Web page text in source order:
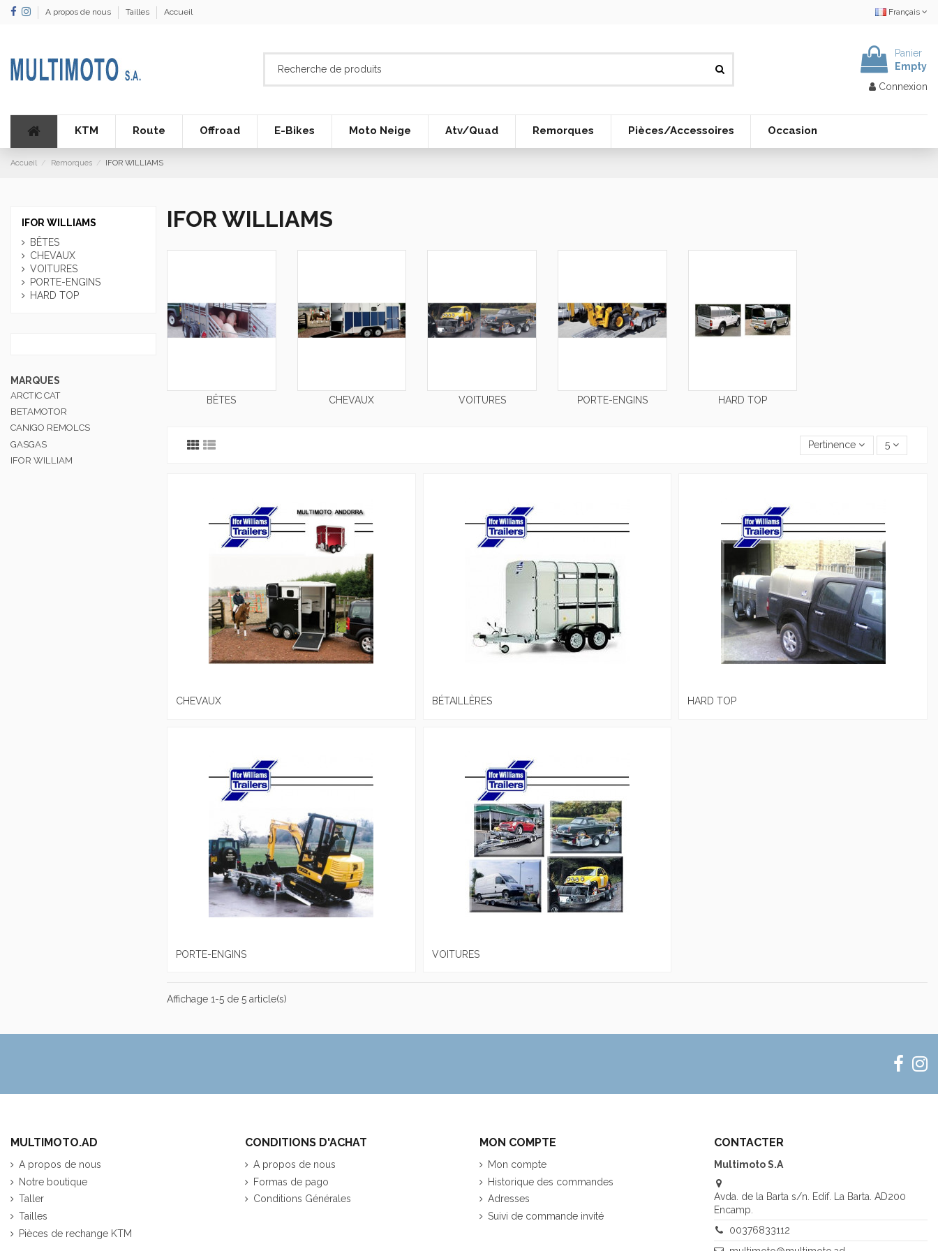
A propos de nous Tailles Accueil Français
Panier
Empty
Connexion
KTM Route Offroad E-Bikes Moto Neige Atv/Quad Remorques Pièces/Accessoires Occasion
Accueil Remorques IFOR WILLIAMS
IFOR WILLIAMS
BÊTES CHEVAUX VOITURES PORTE-ENGINS HARD TOP
Pertinence 5
CHEVAUX BÉTAILLÈRES HARD TOP
PORTE-ENGINS VOITURES
Affichage 1-5 de 5 article(s)
IFOR WILLIAMS
BÊTES
CHEVAUX
VOITURES
PORTE-ENGINS
HARD TOP
MARQUES
ARCTIC CAT
BETAMOTOR
CANIGO REMOLCS
GASGAS
IFOR WILLIAM
MULTIMOTO.AD
A propos de nous
Notre boutique
Taller
Tailles
Pièces de rechange KTM
CONDITIONS D'ACHAT
A propos de nous
Formas de pago
Conditions Générales
MON COMPTE
Mon compte
Historique des commandes
Adresses
Suivi de commande invité
CONTACTER
Multimoto S.A
Avda. de la Barta s/n. Edif. La Barta. AD200
Encamp.
00376833112